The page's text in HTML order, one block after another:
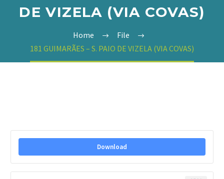
DE VIZELA (VIA COVAS)
Home
File
181 GUIMARÃES – S. PAIO DE VIZELA (VIA COVAS)
Download